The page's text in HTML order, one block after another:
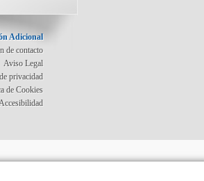
Adicional
de contacto
Aviso Legal
privacidad
de Cookies
Accesibilidad